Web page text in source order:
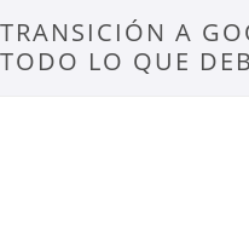
TRANSICIÓN A
TODO LO QUE